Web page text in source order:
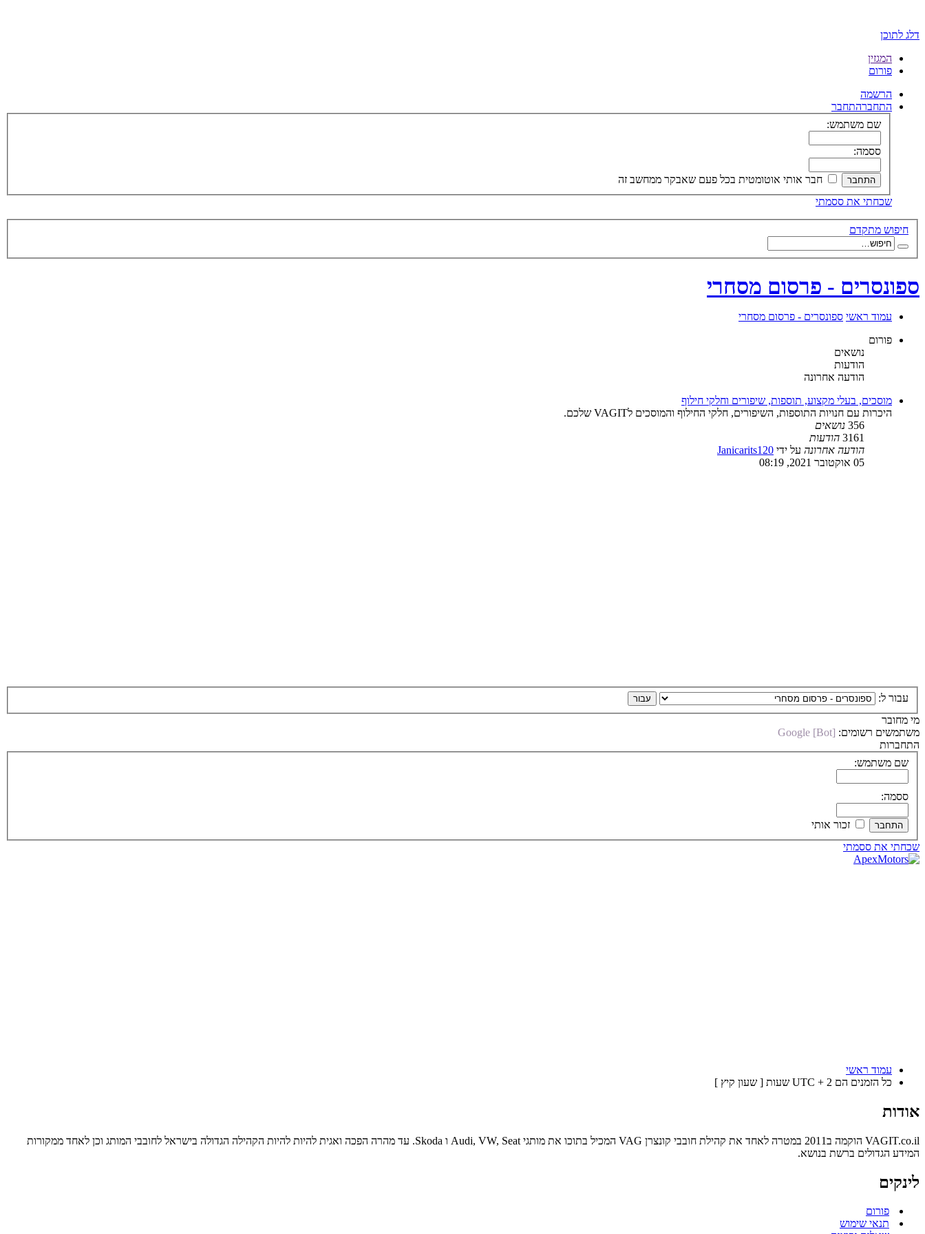
דלג לתוכן
המגזין
פורום
הרשמה
התחברהתחבר
שם משתמש:
ססמה:
חבר אותי אוטומטית בכל פעם שאבקר ממחשב זה
שכחתי את ססמתי
חיפוש מתקדם
ספונסרים - פרסום מסחרי
עמוד ראשי ספונסרים - פרסום מסחרי
פורום
נושאים
הודעות
הודעה אחרונה
מוסכים, בעלי מקצוע, תוספות, שיפורים וחלקי חילוף
היכרות עם חנויות התוספות, השיפורים, חלקי החילוף והמוסכים לVAGIT שלכם.
356 נושאים
3161 הודעות
הודעה אחרונה על ידי Janicarits120
05 אוקטובר 2021, 08:19
עבור ל:
מי מחובר
משתמשים רשומים: Google [Bot]
התחברות
שם משתמש:
ססמה:
זכור אותי
שכחתי את ססמתי
עמוד ראשי
כל הזמנים הם UTC + 2 שעות [ שעון קיץ ]
אודות
VAGIT.co.il הוקמה ב2011 במטרה לאחד את קהילת חובבי קונצרן VAG המכיל בתוכו את מותגי Audi, VW, Seat ו Skoda. עד מהרה הפכה ואגית להיות להיות הקהילה הגדולה בישראל לחובבי המותג וכן לאחד ממקורות
המידע הגדולים ברשת בנושא.
לינקים
פורום
תנאי שימוש